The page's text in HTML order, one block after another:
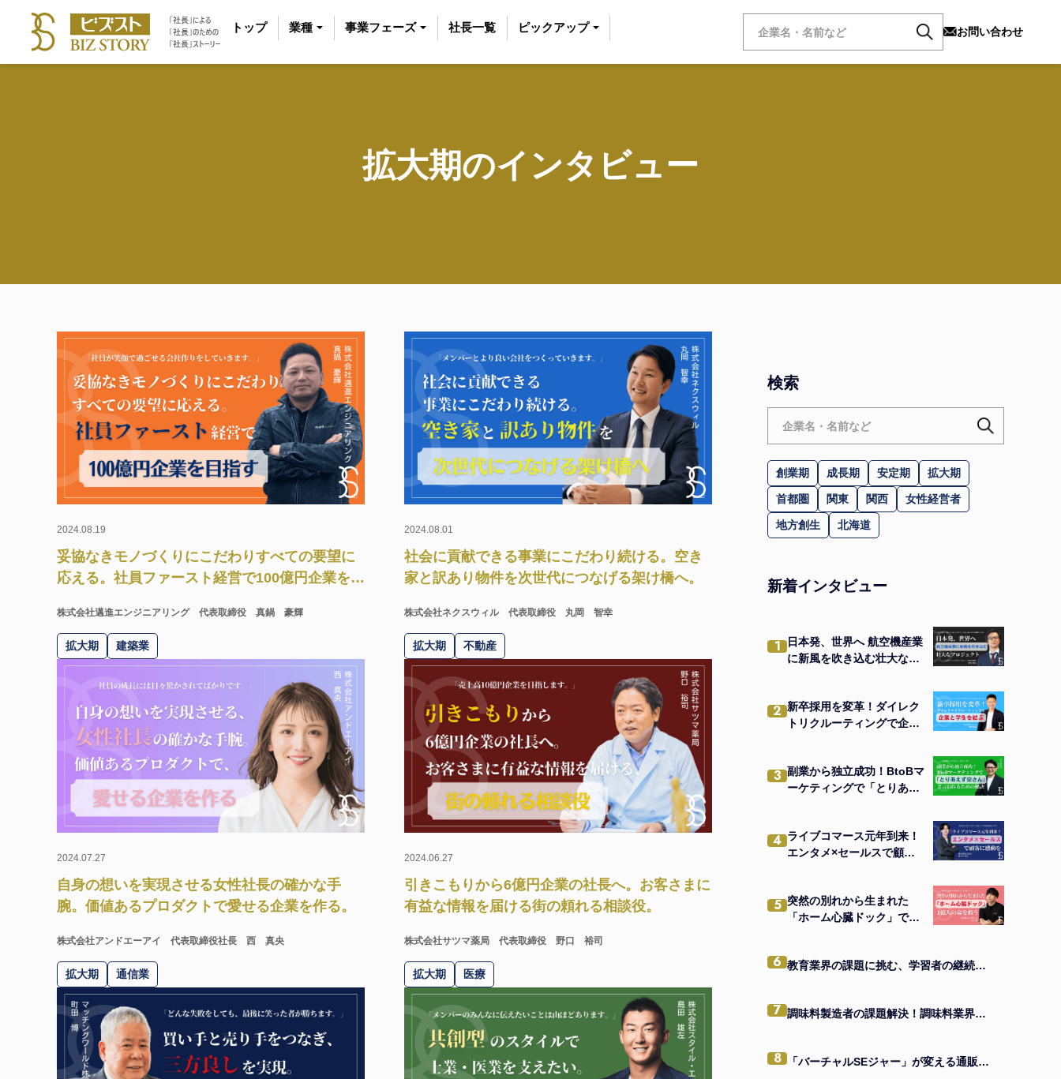
トップ 業種 事業フェーズ 社長一覧 ピックアップ お問い合わせ
拡大期のインタビュー
2024.08.19
妥協なきモノづくりにこだわりすべての要望に
応える。社員ファースト経営で100億円企業を目
株式会社邁進エンジニアリング 代表取締役 真鍋 豪輝
拡大期 建築業
2024.08.01
社会に貢献できる事業にこだわり続ける。空き
家と訳あり物件を次世代につなげる架け橋へ。
株式会社ネクスウィル 代表取締役 丸岡 智幸
拡大期 不動産
2024.07.27
自身の想いを実現させる女性社長の確かな手
腕。価値あるプロダクトで愛せる企業を作る。
株式会社アンドエーアイ 代表取締役社長 西 真央
拡大期 通信業
2024.06.27
引きこもりから6億円企業の社長へ。お客さまに
有益な情報を届ける街の頼れる相談役。
株式会社サツマ薬局 代表取締役 野口 裕司
拡大期 医療
検索
創業期 成長期 安定期 拡大期
首都圏 関東 関西 女性経営者
地方創生 北海道
新着インタビュー
1
日本発、世界へ 航空機産業
に新風を吹き込む壮大なプ
2 新卒採用を変革！ダイレク
トリクルーティングで企業
3 副業から独立成功！BtoBマ
ーケティングで「とりあえ
4 ライブコマース元年到来！
エンタメ×セールスで顧客
5 突然の別れから生まれた
「ホーム心臓ドック」で1
6 教育業界の課題に挑む、学習者の継続を支援するEdTechアプリの秘訣とは
7 調味料製造者の課題解決！調味料業界に特化したビジネスモデルの真髄
8 「バーチャルSEジャー」が変える通販業界 IT活用で日本一を目指す企業の味方になる